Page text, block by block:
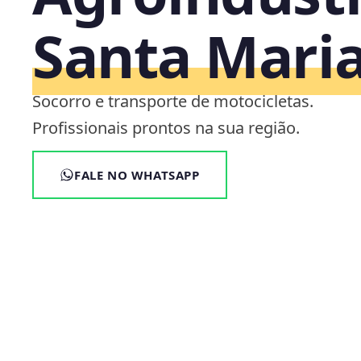
Santa
Socorro e transporte de motocicletas.
Profissionais prontos na sua região.
FALE NO WHATSAPP